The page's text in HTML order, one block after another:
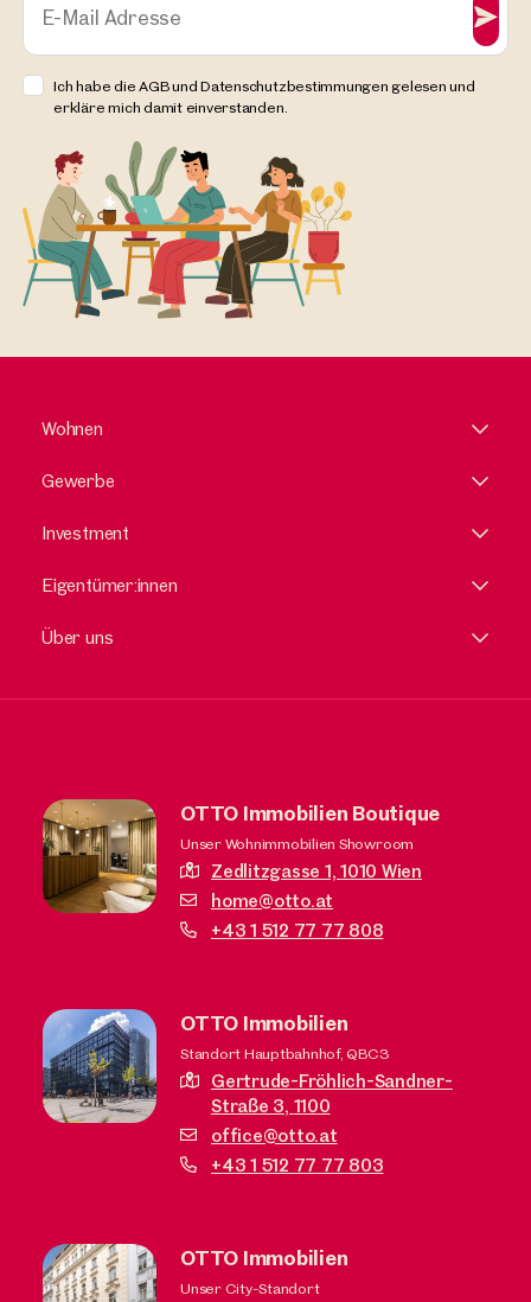
E-Mail Adresse
Ich habe die AGB und Datenschutzbestimmungen gelesen und
erkläre mich damit einverstanden.
Wohnen
Gewerbe
Investment
Eigentümer:innen
Über uns
OTTO Immobilien Boutique
Unser Wohnimmobilien Showroom
Zedlitzgasse 1,1010 Wien
home@otto.at
+43 1 512 77 77 808
OTTO Immobilien
Standort Hauptbahnhof, QBC3
Gertrude-Fröhlich-Sandner-
Straße 3, 1100
office@otto.at
+43 1 512 77 77 803
OTTO Immobilien
Unser City-Standort